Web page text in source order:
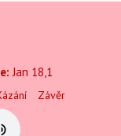
Jan 18,1
Závěr